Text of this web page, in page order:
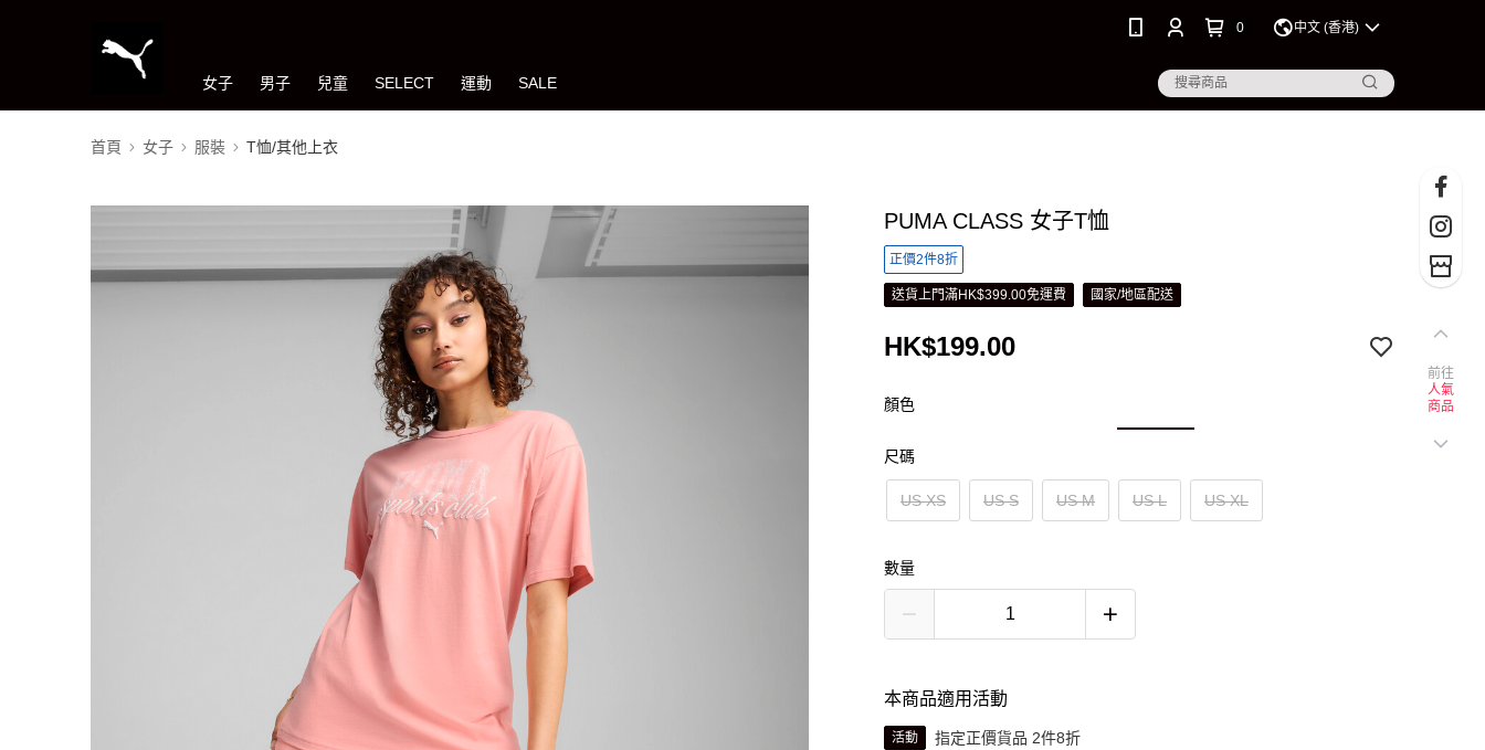
0 中文 (香港)
女子 男子 兒童 SELECT 運動 SALE
首頁 女子 服裝 T恤/其他上衣
PUMA CLASS 女子T恤
正價2件8折
送貨上門滿HK$399.00免運費 國家/地區配送
HK$199.00
顏色
尺碼
US XS US S US M US L US XL
數量
本商品適用活動
活動 指定正價貨品 2件8折
前往
人氣
商品